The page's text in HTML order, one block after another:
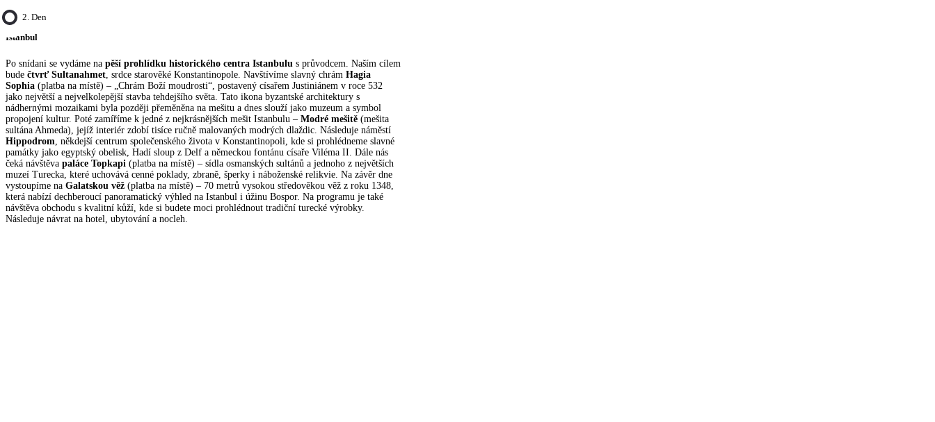
2. Den
Istanbul
Po snídani se vydáme na pěší prohlídku historického centra Istanbulu s průvodcem. Naším cílem
bude čtvrť Sultanahmet, srdce starověké Konstantinopole. Navštívíme slavný chrám Hagia
Sophia (platba na místě) – „Chrám Boží moudrosti“, postavený císařem Justiniánem v roce 532
jako největší a nejvelkolepější stavba tehdejšího světa. Tato ikona byzantské architektury s
nádhernými mozaikami byla později přeměněna na mešitu a dnes slouží jako muzeum a symbol
propojení kultur. Poté zamíříme k jedné z nejkrásnějších mešit Istanbulu – Modré mešitě (mešita
sultána Ahmeda), jejíž interiér zdobí tisíce ručně malovaných modrých dlaždic. Následuje náměstí
Hippodrom, někdejší centrum společenského života v Konstantinopoli, kde si prohlédneme slavné
památky jako egyptský obelisk, Hadí sloup z Delf a německou fontánu císaře Viléma II. Dále nás
čeká návštěva paláce Topkapi (platba na místě) – sídla osmanských sultánů a jednoho z největších
muzeí Turecka, které uchovává cenné poklady, zbraně, šperky i náboženské relikvie. Na závěr dne
vystoupíme na Galatskou věž (platba na místě) – 70 metrů vysokou středověkou věž z roku 1348,
která nabízí dechberoucí panoramatický výhled na Istanbul i úžinu Bospor. Na programu je také
návštěva obchodu s kvalitní kůží, kde si budete moci prohlédnout tradiční turecké výrobky.
Následuje návrat na hotel, ubytování a nocleh.